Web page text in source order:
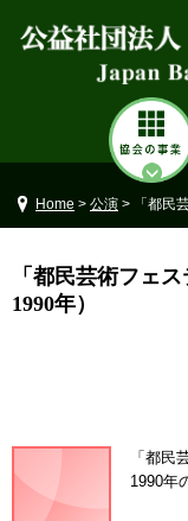
Home > 公演 > 「都民
「都民芸術フェ
1990年）
「都民
1990年